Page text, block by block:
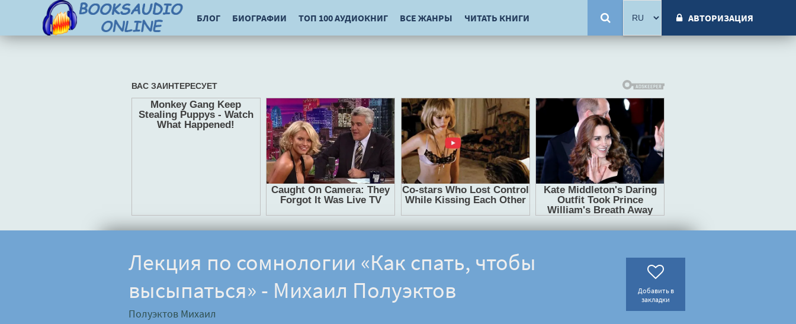
БЛОГ БИОГРАФИИ ТОП 100 АУДИОКНИГ ВСЕ ЖАНРЫ ЧИТАТЬ КНИГИ АВТОРИЗАЦИЯ
Лекция по сомнологии «Как спать, чтобы
высыпаться» - Михаил Полуэктов
Полуэктов Михаил
Добавить в
закладки